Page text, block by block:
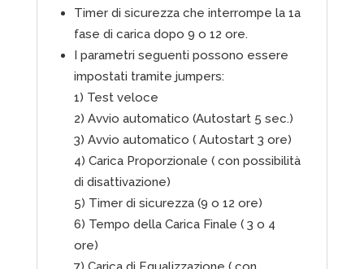
Timer di sicurezza che interrompe la 1a
fase di carica dopo 9 o 12 ore.
I parametri seguenti possono essere
impostati tramite jumpers:
1) Test veloce
2) Avvio automatico (Autostart 5 sec.)
3) Avvio automatico ( Autostart 3 ore)
4) Carica Proporzionale ( con possibilità
di disattivazione)
5) Timer di sicurezza (9 o 12 ore)
6) Tempo della Carica Finale ( 3 o 4
ore)